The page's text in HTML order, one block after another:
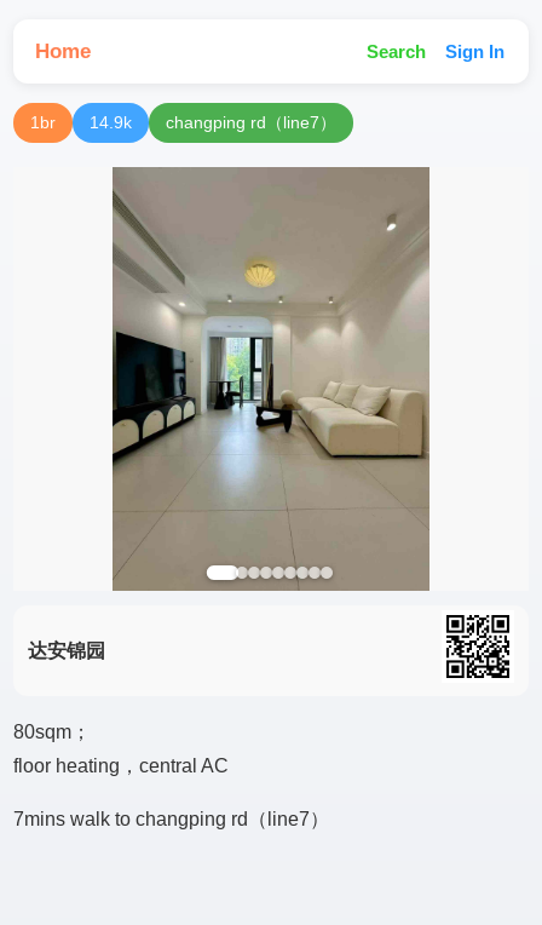
Home Search Sign In
1br 14.9k changping rd（line7）
达安锦园
80sqm；
floor heating，central AC
7mins walk to changping rd（line7）